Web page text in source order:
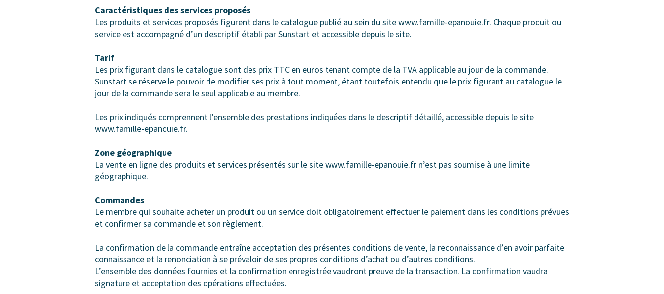
Caractéristiques des services proposés
Les produits et services proposés figurent dans le catalogue publié au sein du site www.famille-epanouie.fr. Chaque produit ou
service est accompagné d’un descriptif établi par Sunstart et accessible depuis le site.
Tarif
Les prix figurant dans le catalogue sont des prix TTC en euros tenant compte de la TVA applicable au jour de la commande.
Sunstart se réserve le pouvoir de modifier ses prix à tout moment, étant toutefois entendu que le prix figurant au catalogue le
jour de la commande sera le seul applicable au membre.
Les prix indiqués comprennent l’ensemble des prestations indiquées dans le descriptif détaillé, accessible depuis le site
www.famille-epanouie.fr.
Zone géographique
La vente en ligne des produits et services présentés sur le site www.famille-epanouie.fr n’est pas soumise à une limite
géographique.
Commandes
Le membre qui souhaite acheter un produit ou un service doit obligatoirement effectuer le paiement dans les conditions prévues
et confirmer sa commande et son règlement.
La confirmation de la commande entraîne acceptation des présentes conditions de vente, la reconnaissance d’en avoir parfaite
connaissance et la renonciation à se prévaloir de ses propres conditions d’achat ou d’autres conditions.
L’ensemble des données fournies et la confirmation enregistrée vaudront preuve de la transaction. La confirmation vaudra
signature et acceptation des opérations effectuées.